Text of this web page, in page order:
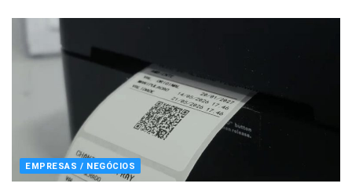
EMPRESAS / NEGÓCIOS